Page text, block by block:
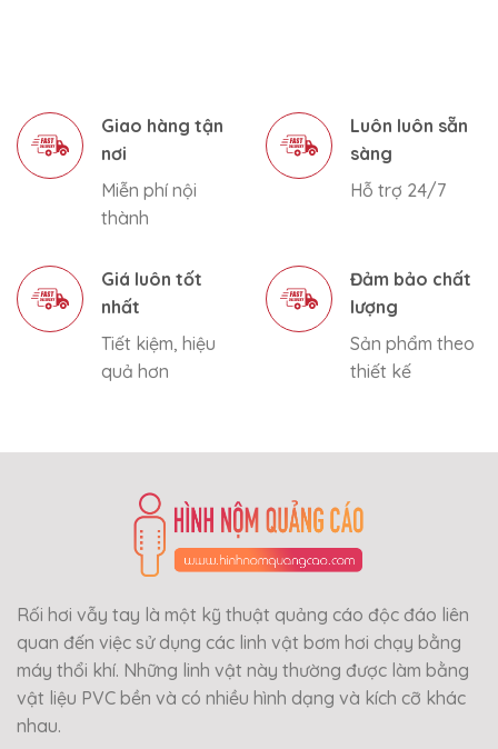
Giao hàng tận
nơi
Miễn phí nội
thành
Luôn luôn sẵn
sàng
Hỗ trợ 24/7
Giá luôn tốt
nhất
Tiết kiệm, hiệu
quả hơn
Đảm bảo chất
lượng
Sản phẩm theo
thiết kế
Rối hơi vẫy tay là một kỹ thuật quảng cáo độc đáo liên
quan đến việc sử dụng các linh vật bơm hơi chạy bằng
máy thổi khí. Những linh vật này thường được làm bằng
vật liệu PVC bền và có nhiều hình dạng và kích cỡ khác
nhau.